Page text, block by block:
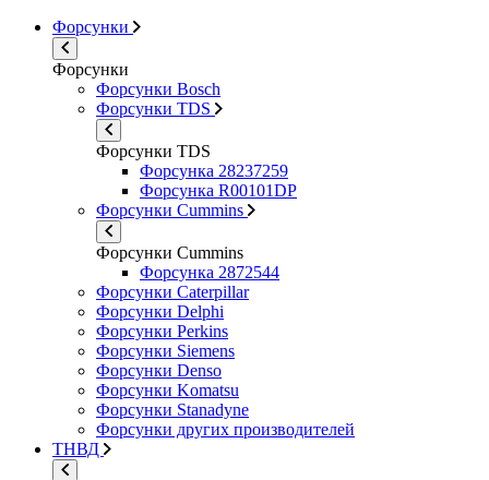
Форсунки
Форсунки
Форсунки Bosch
Форсунки TDS
Форсунки TDS
Форсунка 28237259
Форсунка R00101DP
Форсунки Cummins
Форсунки Cummins
Форсунка 2872544
Форсунки Caterpillar
Форсунки Delphi
Форсунки Perkins
Форсунки Siemens
Форсунки Denso
Форсунки Komatsu
Форсунки Stanadyne
Форсунки других производителей
ТНВД